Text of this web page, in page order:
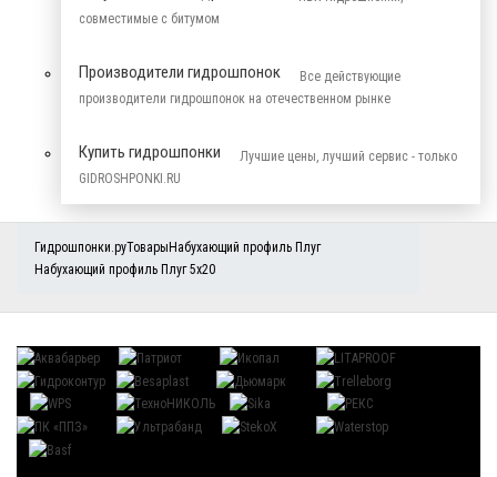
совместимые с битумом
Производители гидрошпонок
Все действующие
производители гидрошпонок на отечественном рынке
Купить гидрошпонки
Лучшие цены, лучший сервис - только
GIDROSHPONKI.RU
Гидрошпонки.руТовары Набухающий профиль Плуг
Набухающий профиль Плуг 5х20